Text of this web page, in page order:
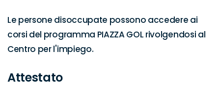
Le persone disoccupate possono accedere ai
corsi del programma PIAZZA GOL rivolgendosi al
Centro per l'impiego.
Attestato